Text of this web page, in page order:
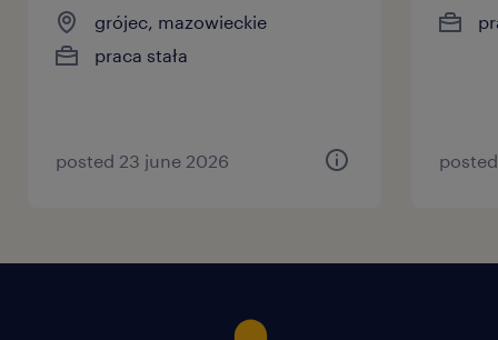
grójec, mazowieckie
praca stała
posted 23 june 2026